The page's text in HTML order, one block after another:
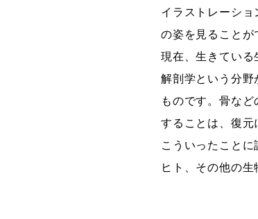
イラストレーシ
の姿を見ることが
現在、生きてい
解剖学という分野
ものです。骨な
することは、復元
こういったことに
ヒト、その他の